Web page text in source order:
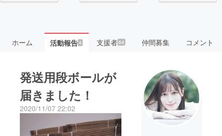
ホーム 活動報告4 支援者64 仲間募集 コメント
発送用段ボールが
届きました！
2020/11/07 22:02